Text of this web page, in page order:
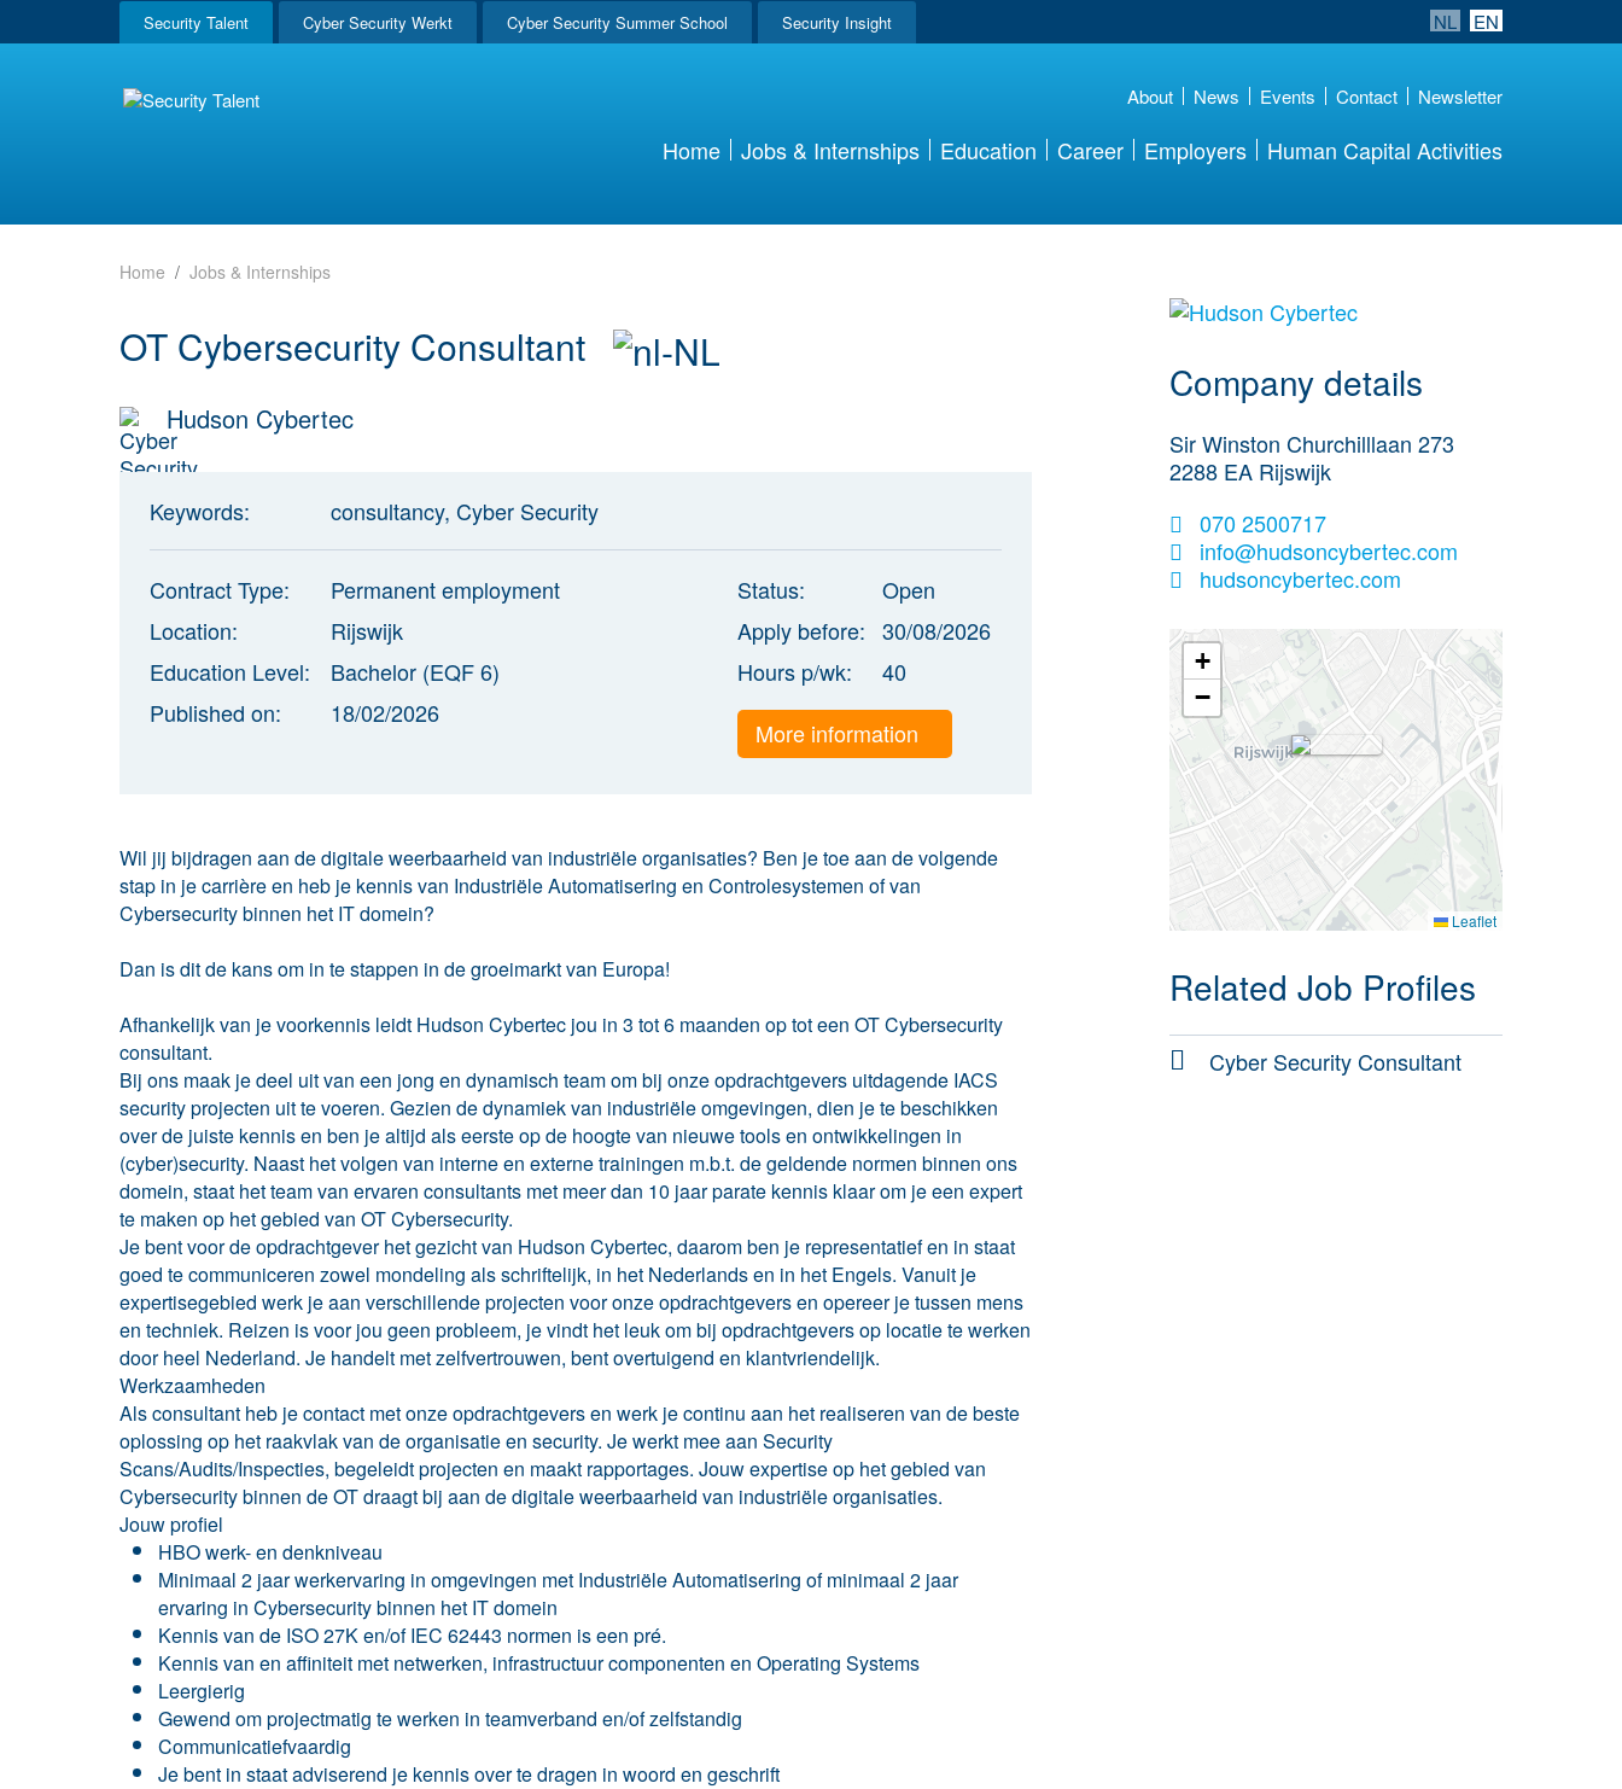
Security Talent Cyber Security Werkt Cyber Security Summer School Security Insight NL EN
About News Events Contact Newsletter
Home Jobs & Internships Education Career Employers Human Capital Activities
Home Jobs & Internships
OT Cybersecurity Consultant
Hudson Cybertec
Keywords: consultancy, Cyber Security
Contract Type:
Permanent employment
Location:
Rijswijk
Education Level:
Bachelor (EQF 6)
Published on:
18/02/2026
Status:
Open
Apply before: 30/08/2026
Hours p/wk:
40
More information
Wil jij bijdragen aan de digitale weerbaarheid van industriële organisaties? Ben je toe aan de volgende
stap in je carrière en heb je kennis van Industriële Automatisering en Controlesystemen of van
Cybersecurity binnen het IT domein?
Dan is dit de kans om in te stappen in de groeimarkt van Europa!
Afhankelijk van je voorkennis leidt Hudson Cybertec jou in 3 tot 6 maanden op tot een OT Cybersecurity
consultant.
Bij ons maak je deel uit van een jong en dynamisch team om bij onze opdrachtgevers uitdagende IACS
security projecten uit te voeren. Gezien de dynamiek van industriële omgevingen, dien je te beschikken
over de juiste kennis en ben je altijd als eerste op de hoogte van nieuwe tools en ontwikkelingen in
(cyber)security. Naast het volgen van interne en externe trainingen m.b.t. de geldende normen binnen ons
domein, staat het team van ervaren consultants met meer dan 10 jaar parate kennis klaar om je een expert
te maken op het gebied van OT Cybersecurity.
Je bent voor de opdrachtgever het gezicht van Hudson Cybertec, daarom ben je representatief en in staat
goed te communiceren zowel mondeling als schriftelijk, in het Nederlands en in het Engels. Vanuit je
expertisegebied werk je aan verschillende projecten voor onze opdrachtgevers en opereer je tussen mens
en techniek. Reizen is voor jou geen probleem, je vindt het leuk om bij opdrachtgevers op locatie te werken
door heel Nederland. Je handelt met zelfvertrouwen, bent overtuigend en klantvriendelijk.
Werkzaamheden
Als consultant heb je contact met onze opdrachtgevers en werk je continu aan het realiseren van de beste
oplossing op het raakvlak van de organisatie en security. Je werkt mee aan Security
Scans/Audits/Inspecties, begeleidt projecten en maakt rapportages. Jouw expertise op het gebied van
Cybersecurity binnen de OT draagt bij aan de digitale weerbaarheid van industriële organisaties.
Jouw profiel
HBO werk- en denkniveau
Minimaal 2 jaar werkervaring in omgevingen met Industriële Automatisering of minimaal 2 jaar
ervaring in Cybersecurity binnen het IT domein
Kennis van de ISO 27K en/of IEC 62443 normen is een pré.
Kennis van en affiniteit met netwerken, infrastructuur componenten en Operating Systems
Leergierig
Gewend om projectmatig te werken in teamverband en/of zelfstandig
Communicatiefvaardig
Je bent in staat adviserend je kennis over te dragen in woord en geschrift
More Employer
Details
Company details
Sir Winston Churchilllaan 273
2288 EA Rijswijk
070 2500717
info@hudsoncybertec.com
hudsoncybertec.com
+
−
Leaflet
Related Job Profiles
Cyber Security Consultant